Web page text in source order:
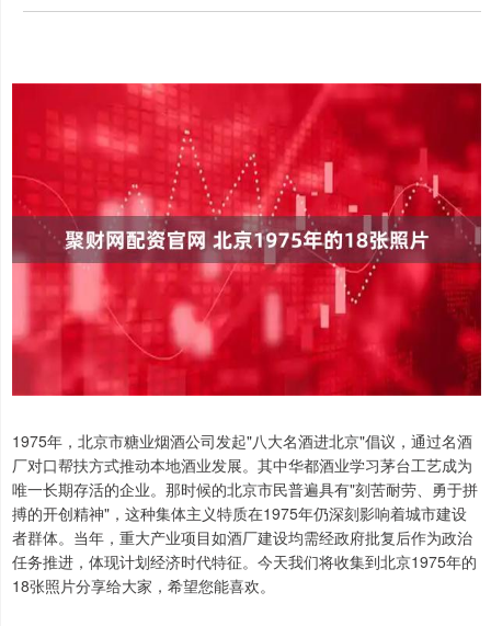
1975年，北京市糖业烟酒公司发起"八大名酒进北京"倡议，通过名酒
厂对口帮扶方式推动本地酒业发展。其中华都酒业学习茅台工艺成为
唯一长期存活的企业‌。那时候的北京市民普遍具有"刻苦耐劳、勇于拼
搏的开创精神"，这种集体主义特质在1975年仍深刻影响着城市建设
者群体‌。当年，重大产业项目如酒厂建设均需经政府批复后作为政治
任务推进，体现计划经济时代特征‌。今天我们将收集到北京1975年的
18张照片分享给大家，希望您能喜欢。